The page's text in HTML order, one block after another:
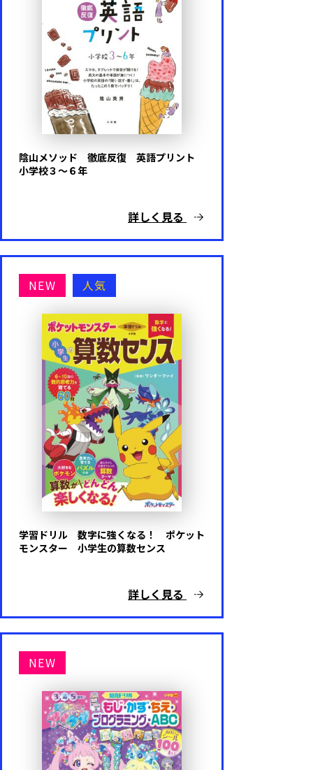
陰山メソッド 徹底反復 英語プリント
小学校３～６年
詳しく見る
NEW 人気
学習ドリル 数字に強くなる！ ポケット
モンスター 小学生の算数センス
詳しく見る
NEW